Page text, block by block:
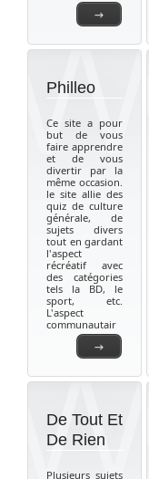
→
→
Philleo
Ce site a pour
but de vous
faire apprendre
et de vous
divertir par la
même occasion.
le site allie des
quiz de culture
générale, de
sujets divers
tout en gardant
l'aspect
récréatif avec
des catégories
tels la BD, le
sport, etc.
L'aspect
communautair
De Tout Et
De Rien
Plusieurs sujets